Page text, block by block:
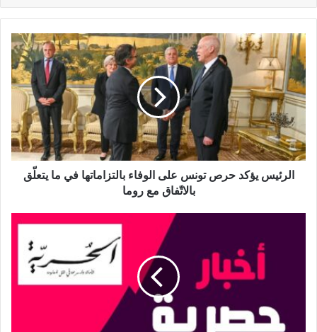
الرئيس يؤكد حرص تونس على الوفاء بالتزاماتها في ما يتعلّق
بالاتّفاق مع روما